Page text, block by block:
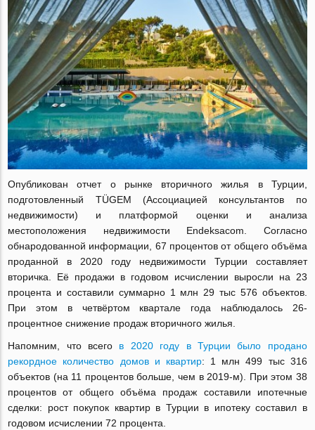
Опубликован отчет о рынке вторичного жилья в Турции,
подготовленный TÜGEM (Ассоциацией консультантов по
недвижимости) и платформой оценки и анализа
местоположения недвижимости Endeksacom. Согласно
обнародованной информации, 67 процентов от общего объёма
проданной в 2020 году недвижимости Турции составляет
вторичка. Её продажи в годовом исчислении выросли на 23
процента и составили суммарно 1 млн 29 тыс 576 объектов.
При этом в четвёртом квартале года наблюдалось 26-
процентное снижение продаж вторичного жилья.
Напомним, что всего в 2020 году в Турции было продано
рекордное количество домов и квартир: 1 млн 499 тыс 316
объектов (на 11 процентов больше, чем в 2019-м). При этом 38
процентов от общего объёма продаж составили ипотечные
сделки: рост покупок квартир в Турции в ипотеку составил в
годовом исчислении 72 процента.